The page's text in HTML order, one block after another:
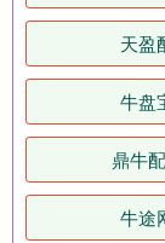
天盈
牛盘
鼎牛
牛途